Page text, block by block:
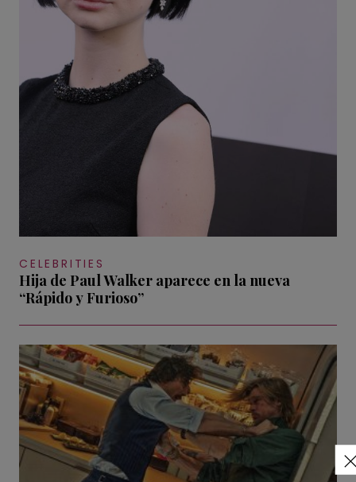
CELEBRITIES
Hija de Paul Walker aparece en la nueva
“Rápido y Furioso”